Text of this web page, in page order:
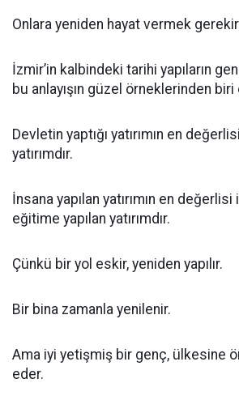
Onlara yeniden hayat vermek
İzmir’in kalbindeki tarihi yapıların
bu anlayışın güzel örneklerinden biri
Devletin yaptığı yatırımın en
yatırımdır.
İnsana yapılan yatırımın en
eğitime yapılan yatırımdır.
Çünkü bir yol eskir, yeniden yapılır.
Bir bina zamanla yenilenir.
Ama iyi yetişmiş bir genç, ülkesine
eder.